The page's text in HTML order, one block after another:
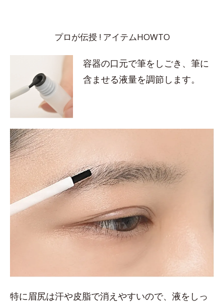
プロが伝授 ! アイテムHOWTO
容器の口元で筆をしごき、筆に
含ませる液量を調節します。
特に眉尻は汗や皮脂で消えやすいので、液をしっ